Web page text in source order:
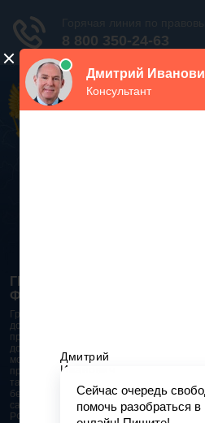
ГРАЖДАНСКИЙ КОДЕКС
ФЕДЕРАЦИИ 2026 - 2025
Гражданский Кодекс Российской
документом правового поля в
причине в него часто вносят
документом необходимо убедиться
момент. Разобраться во всех
представляется возможным. Особенно
таком случае самым простым и
бесплатную юридическую
сайте. На сайте опубликована
РФ 2026 - 2025